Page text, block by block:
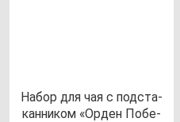
Набор для чая с под­ста­
кан­ни­ком «Орден Побе­